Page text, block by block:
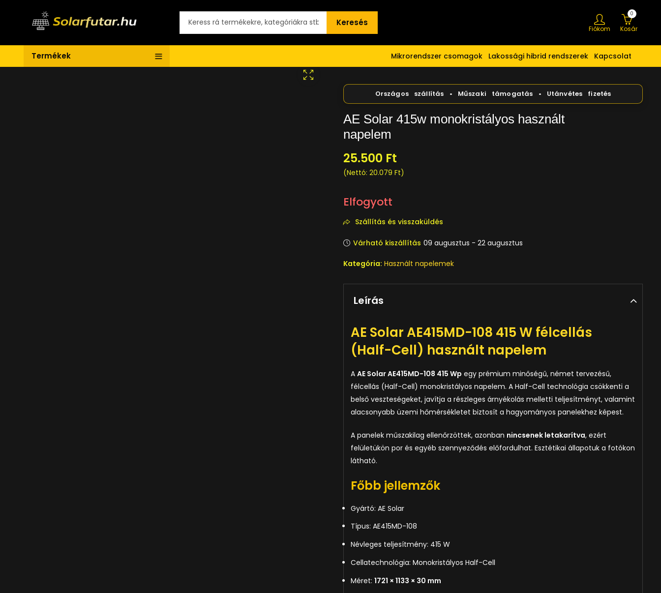
Keresés
Fiókom
0
Kosár
Termékek Mikrorendszer csomagok Lakossági hibrid rendszerek Kapcsolat
AE Solar 415w monokristályos használt
napelem
25.500 Ft
(Nettó: 20.079 Ft)
Elfogyott
Szállítás és visszaküldés
Várható kiszállítás 09 augusztus - 22 augusztus
Kategória: Használt napelemek
Leírás
AE Solar AE415MD-108 415 W félcellás
(Half-Cell) használt napelem
A AE Solar AE415MD-108 415 Wp egy prémium minőségű, német tervezésű,
félcellás (Half-Cell) monokristályos napelem. A Half-Cell technológia csökkenti a
belső veszteségeket, javítja a részleges árnyékolás melletti teljesítményt, valamint
alacsonyabb üzemi hőmérsékletet biztosít a hagyományos panelekhez képest.
A panelek műszakilag ellenőrzöttek, azonban nincsenek letakarítva, ezért
felületükön por és egyéb szennyeződés előfordulhat. Esztétikai állapotuk a fotókon
látható.
Főbb jellemzők
Gyártó: AE Solar
Típus: AE415MD-108
Névleges teljesítmény: 415 W
Cellatechnológia: Monokristályos Half-Cell
Méret: 1721 × 1133 × 30 mm